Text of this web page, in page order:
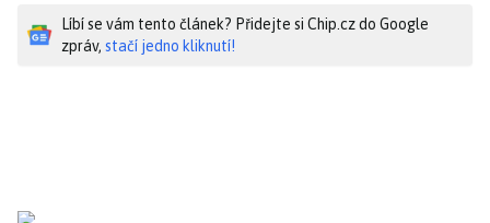
Líbí se vám tento článek? Přidejte si Chip.cz do Google
zpráv, stačí jedno kliknutí!